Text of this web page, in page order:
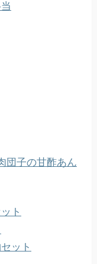
団子の甘酢あん
ト
ット